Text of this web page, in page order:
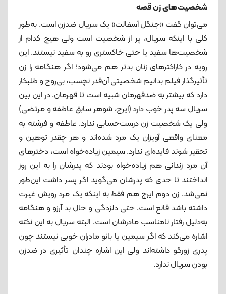
شخصیت‌های زن قصه
می‌توان گفت «جنگل آسفالت» یک سریال ضدزن است. به‌طور
کلی با اینکه سریال، پر از شخصیت است ولی هیچ کدام از
شخصیت‌ها سفید یا حتی خاکستری رو به سفید نیستند. این
رویه در کاراکترهای زنان بدتر هم می‌شود؛ اگر هنگامه را زن
تأثیرگذار فیلم بدانیم شخصیتی آن‌قدر نچسب، بی‌روح و طلبکار
دارد که بیشتر به ضدقهرمان شبیه است تا قهرمان. در این بین
سریال سه پدر خوب دارد (ایرج، شوهر سابق عاطفه و مرتضی)
ولی یک شخصیت زن درست‌حسابی ندارد. عاطفه و فرشته به
معنای واقعی آویزان یک مرد شده‌اند و هر چقدر توهین و
تحقیر شوند فایده‌ای ندارد. سیمین زیاده‌خواه است، دخترهای
آن مرد زندانی هم زیاده‌خواه بودند که پدرشان را به این روز
انداختند تا حدی که پدرشان می‌گوید اگر پسر داشت این‌طور
نمی‌شد. زن دوم ایرج هم فقط به اینکه یک مرد رویش غیرت
داشته باشد قانع است. حتی دلزدگی و حال بد آرزو و هنگامه
به‌دلیل رفتار نامناسب مادرشان است. البته سریال به این نکته
اشاره می‌کند که اگر سیمین یا بانو مادران خوبی نیستند چون
پدری زورگو داشته‌اند ولی این اشاره چندان تأثیری در ضدزن
بودن سریال ندارد.